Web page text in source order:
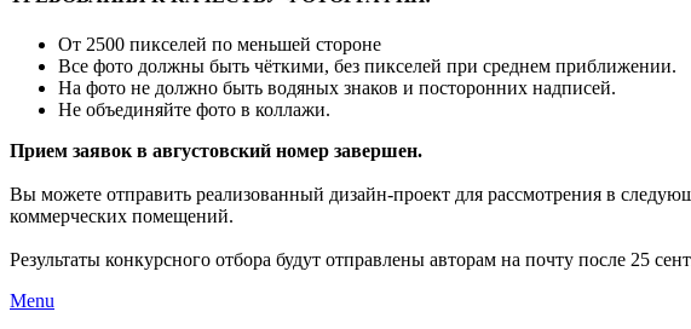
От 2500 пикселей по меньшей стороне
Все фото должны быть чёткими, без пикселей при среднем приближении.
На фото не должно быть водяных знаков и посторонних надписей.
Не объединяйте фото в коллажи.
Прием заявок в августовский номер завершен.
Вы можете отправить реализованный дизайн-проект для рассмотрения в
коммерческих помещений.
Результаты конкурсного отбора будут отправлены авторам на почту после 25
Menu